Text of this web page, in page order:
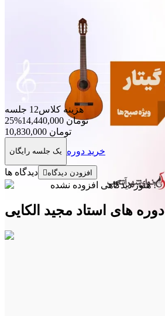
هزینه کلاس12 جلسه
25%14,440,000 تومان
10,830,000 تومان
یک جلسه رایگان خرید دوره
دیدگاه ها افزودن دیدگاه
هنوز دیدگاهی افزوده نشده !
دوره های استاد مجید الکایی